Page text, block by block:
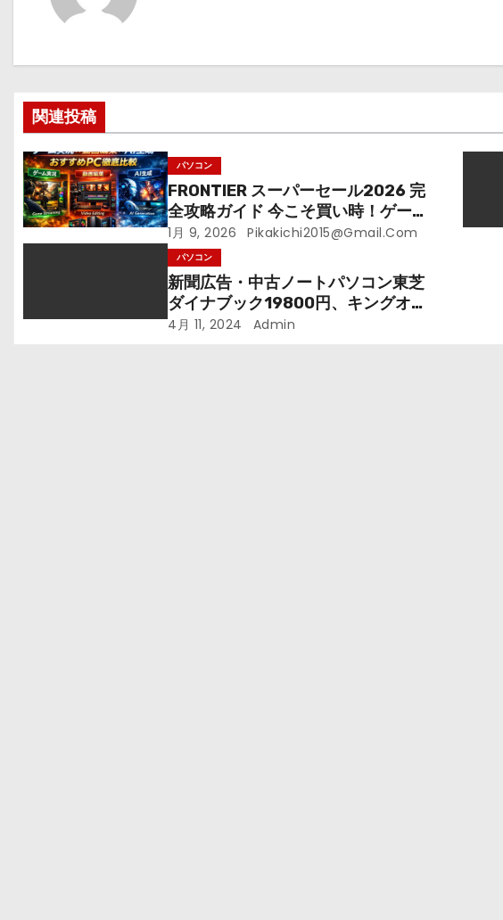
ゲ
シ
ョ
ン
関連投稿
パソコン
FRONTIER スーパーセール2026 完
全攻略ガイド 今こそ買い時！ゲーミ
ングPC・高性能BTOを最安で手に入
れる方法
1月 9, 2026 Pikakichi2015@gmail.com
パソコン
新聞広告・中古ノートパソコン東芝
ダイナブック19800円、キングオフ
ィス付24800円、これは買いです
4月 11, 2024 Admin